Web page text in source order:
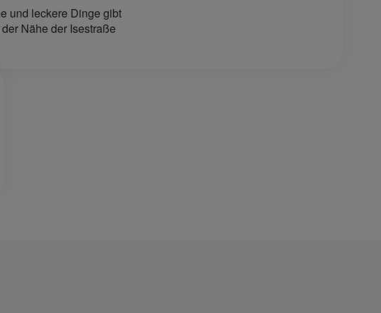
und leckere Dinge gibt
Nähe der Isestraße